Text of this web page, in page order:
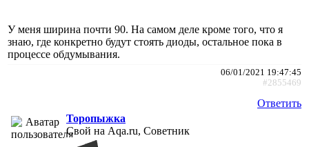
У меня ширина почти 90. На самом деле кроме того, что я
знаю, где конкретно будут стоять диоды, остальное пока в
процессе обдумывания.
06/01/2021 19:47:45
#2855469
Ответить
Торопыжка
Свой на Aqa.ru, Советник